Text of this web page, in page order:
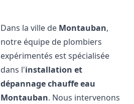
Dans la ville de Montauban,
notre équipe de plombiers
expérimentés est spécialisée
dans l'installation et
dépannage chauffe eau
Montauban. Nous intervenons